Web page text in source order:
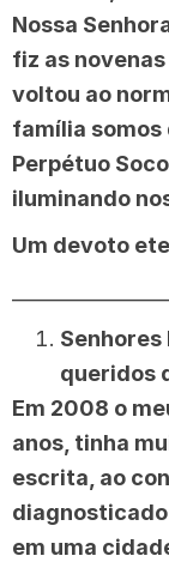
Nossa
fiz as
voltou ao
família somos
Perpétuo
iluminando
Um devoto
queridos
Em 2008 o
anos, tinha
escrita, ao
diagnosticado
em uma